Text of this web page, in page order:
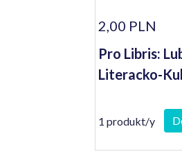
2,00 PLN
Pro Libris:
Literacko-
1 produkt/y